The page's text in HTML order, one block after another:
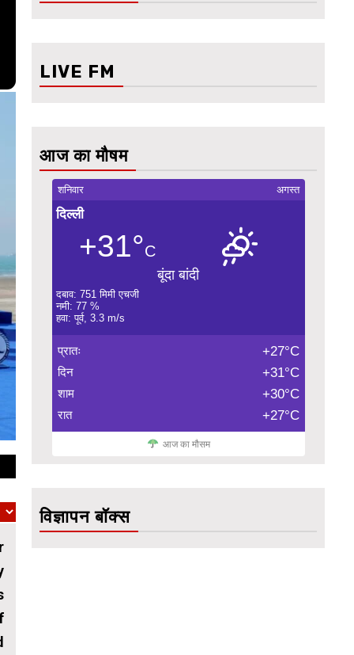
LIVE FM
आज का मौषम
शनिवार अगस्त
दिल्ली
+31°C
बूंदा बांदी
दबाव: 751 मिमी एचजी
नमी: 77 %
हवा: पूर्व, 3.3 m/s
प्रातः +27°C
दिन +31°C
शाम +30°C
रात +27°C
आज का मौसम
विज्ञापन बॉक्स